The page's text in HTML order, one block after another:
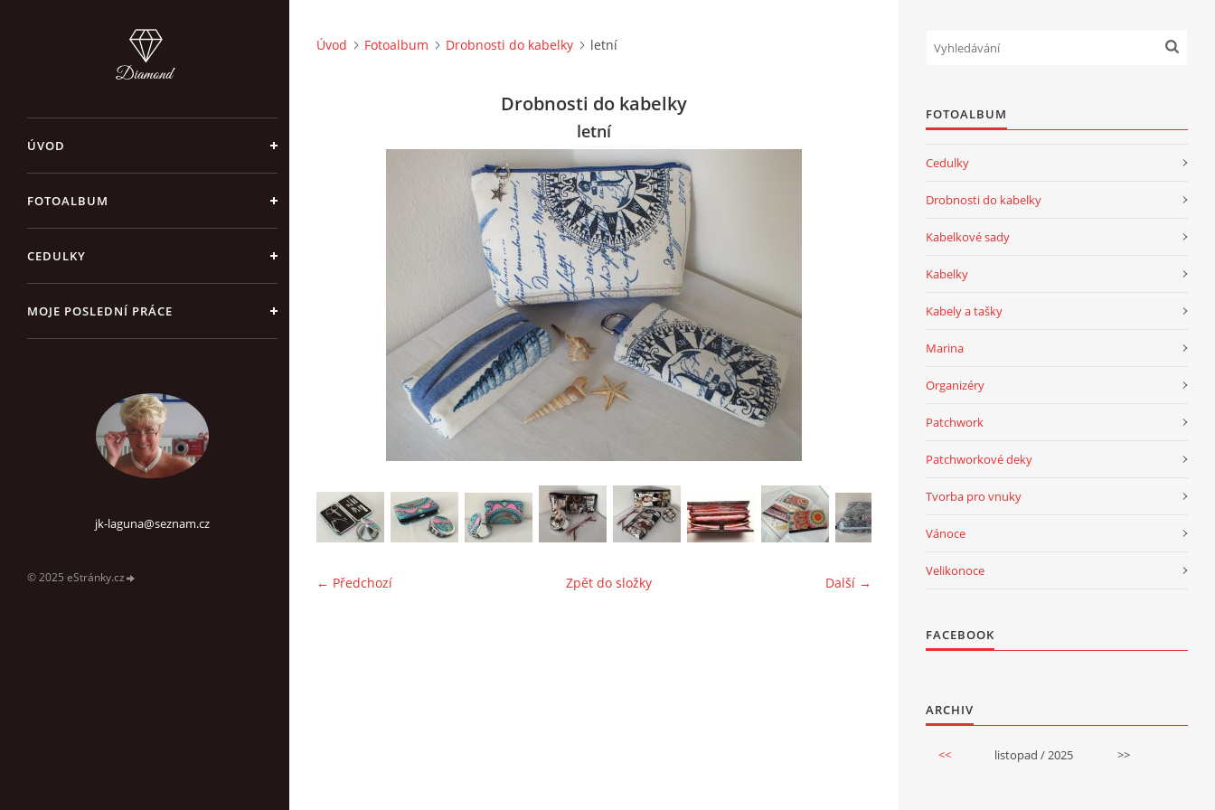
ÚVOD
FOTOALBUM
CEDULKY
MOJE POSLEDNÍ PRÁCE
jk-laguna@seznam.cz
© 2025 eStránky.cz
Úvod Fotoalbum Drobnosti do kabelky letní
Drobnosti do kabelky
letní
← Předchozí Další →
Zpět do složky
FOTOALBUM
Cedulky
Drobnosti do kabelky
Kabelkové sady
Kabelky
Kabely a tašky
Marina
Organizéry
Patchwork
Patchworkové deky
Tvorba pro vnuky
Vánoce
Velikonoce
FACEBOOK
ARCHIV
<< listopad / 2025 >>